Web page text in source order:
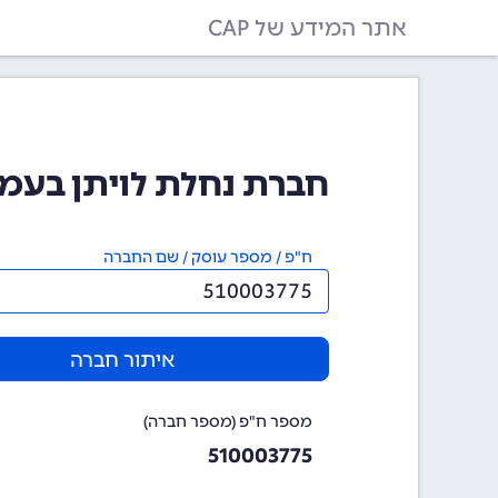
אתר המידע של CAP
חברת נחלת לויתן בעמ
ח"פ / מספר עוסק / שם החברה
איתור חברה
מספר ח"פ (מספר חברה)
510003775